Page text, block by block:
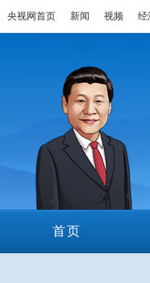
央视网首页 新闻 视频 经
首页